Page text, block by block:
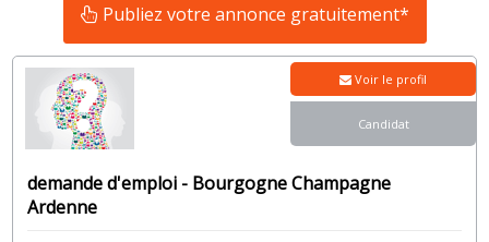
Publiez votre annonce gratuitement*
demande d'emploi - Bourgogne Champagne
Ardenne
Voir le profil
Candidat